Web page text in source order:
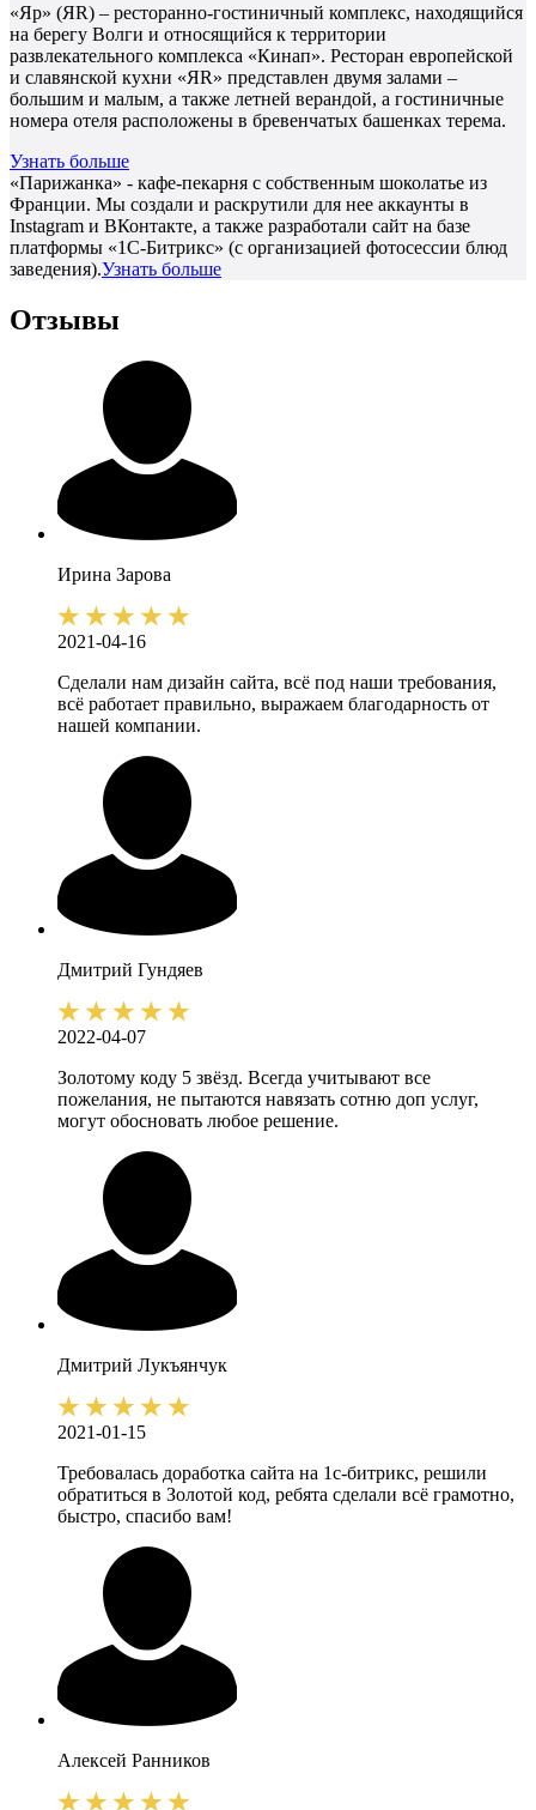
«Яр» (ЯR) – ресторанно-гостиничный комплекс, находящийся
на берегу Волги и относящийся к территории
развлекательного комплекса «Кинап». Ресторан европейской
и славянской кухни «ЯR» представлен двумя залами –
большим и малым, а также летней верандой, а гостиничные
номера отеля расположены в бревенчатых башенках терема.
Узнать больше
«Парижанка» - кафе-пекарня с собственным шоколатье из
Франции. Мы создали и раскрутили для нее аккаунты в
Instagram и ВКонтакте, а также разработали сайт на базе
платформы «1С-Битрикс» (с организацией фотосессии блюд
заведения).Узнать больше
Отзывы
Ирина Зарова
2021-04-16
Сделали нам дизайн сайта, всё под наши требования,
всё работает правильно, выражаем благодарность от
нашей компании.
Дмитрий Гундяев
2022-04-07
Золотому коду 5 звёзд. Всегда учитывают все
пожелания, не пытаются навязать сотню доп услуг,
могут обосновать любое решение.
Дмитрий Лукъянчук
2021-01-15
Требовалась доработка сайта на 1с-битрикс, решили
обратиться в Золотой код, ребята сделали всё грамотно,
быстро, спасибо вам!
Алексей Ранников